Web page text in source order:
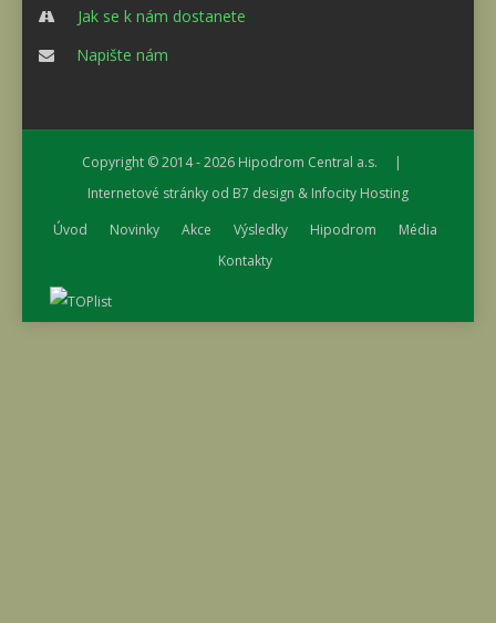
Jak se k nám dostanete
Napište nám
Copyright © 2014 - 2026 Hipodrom Central a.s. |
Internetové stránky od B7 design & Infocity Hosting
Úvod
Novinky Akce Výsledky Hipodrom
Média
Kontakty